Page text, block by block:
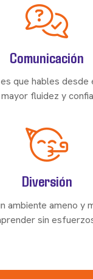
Comunicación
que hables desde
fluidez y
Diversión
ambiente ameno y
sin